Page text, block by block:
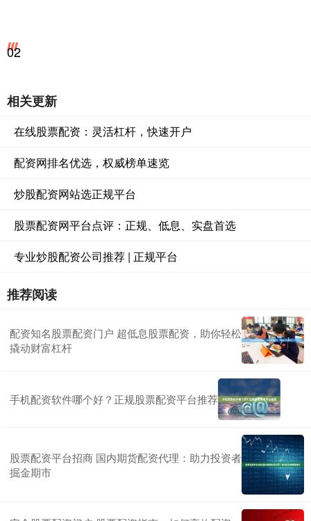
02
相关更新
在线股票配资：灵活杠杆，快速开户
配资网排名优选，权威榜单速览
炒股配资网站选正规平台
股票配资网平台点评：正规、低息、实盘首选
专业炒股配资公司推荐 | 正规平台
推荐阅读
配资知名股票配资门户 超低息股票配资，助你轻松
撬动财富杠杆
手机配资软件哪个好？正规股票配资平台推荐
股票配资平台招商 国内期货配资代理：助力投资者
掘金期市